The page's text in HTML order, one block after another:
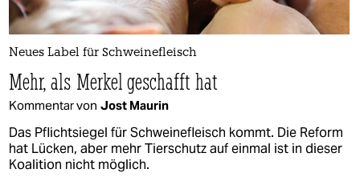
Neues Label für Schweinefleisch
Mehr, als Merkel geschafft hat
Kommentar von Jost Maurin
Das Pflichtsiegel für Schweinefleisch kommt. Die Reform
hat Lücken, aber mehr Tierschutz auf einmal ist in dieser
Koalition nicht möglich.